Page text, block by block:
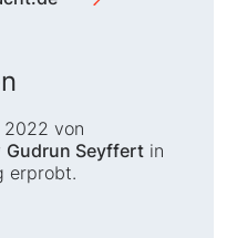
2022 von
Gudrun Seyffert in
erprobt.